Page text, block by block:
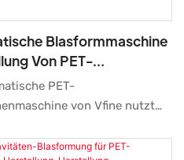
Blasformmaschine
Von PET-
PET-
von Vfine nutzt
und ist professionell